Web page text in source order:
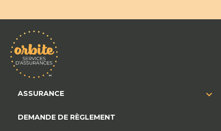
ASSURANCE
DEMANDE DE RÈGLEMENT